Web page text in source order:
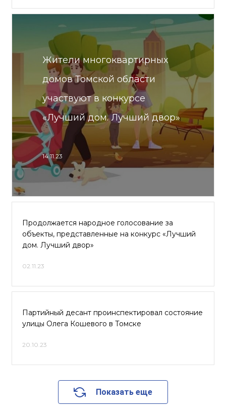
Жители многоквартирных
домов Томской области
участвуют в конкурсе
«Лучший дом. Лучший двор»
14.11.23
Продолжается народное голосование за
объекты, представленные на конкурс «Лучший
дом. Лучший двор»
02.11.23
Партийный десант проинспектировал состояние
улицы Олега Кошевого в Томске
20.10.23
Показать еще